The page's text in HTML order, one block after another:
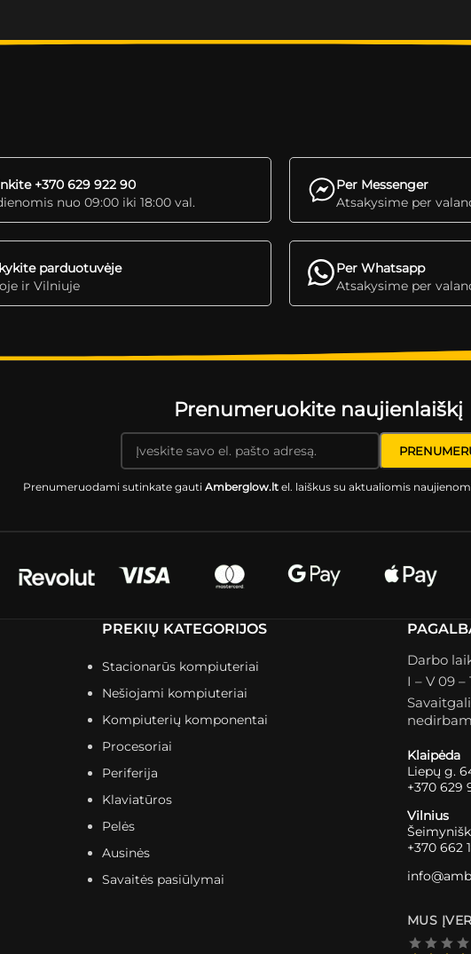
+370 629 922 90
nuo 09:00 iki 18:00 val.
Per Messenger
Atsakysime per
parduotuvėje
ir Vilniuje
Per Whatsapp
Atsakysime per
Prenumeruokite naujienlaiškį
Prenumeruodami sutinkate gautiAmberglow.lt el. laiškus su aktualiomis
PREKIŲ KATEGORIJOS
Stacionarūs kompiuteriai
Nešiojami kompiuteriai
Kompiuterių komponentai
Procesoriai
Periferija
Klaviatūros
Pelės
Ausinės
Savaitės pasiūlymai
Darbo
I – V 09 –
Klaipėda
Liepų g.
+370 629
Vilnius
+370 662
MUS